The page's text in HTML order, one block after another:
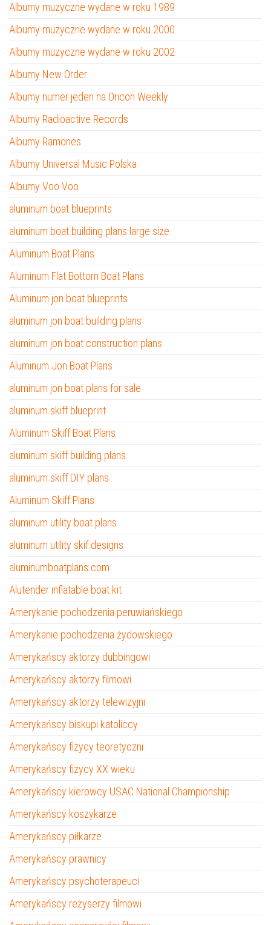
Albumy muzyczne wydane w roku 1989
Albumy muzyczne wydane w roku 2000
Albumy muzyczne wydane w roku 2002
Albumy New Order
Albumy numer jeden na Oricon Weekly
Albumy Radioactive Records
Albumy Ramones
Albumy Universal Music Polska
Albumy Voo Voo
aluminum boat blueprints
aluminum boat building plans large size
Aluminum Boat Plans
Aluminum Flat Bottom Boat Plans
Aluminum jon boat blueprints
aluminum jon boat building plans
aluminum jon boat construction plans
Aluminum Jon Boat Plans
aluminum jon boat plans for sale
aluminum skiff blueprint
Aluminum Skiff Boat Plans
aluminum skiff building plans
aluminum skiff DIY plans
Aluminum Skiff Plans
aluminum utility boat plans
aluminum utility skif designs
aluminumboatplans.com
Alutender inflatable boat kit
Amerykanie pochodzenia peruwiańskiego
Amerykanie pochodzenia żydowskiego
Amerykańscy aktorzy dubbingowi
Amerykańscy aktorzy filmowi
Amerykańscy aktorzy telewizyjni
Amerykańscy biskupi katoliccy
Amerykańscy fizycy teoretyczni
Amerykańscy fizycy XX wieku
Amerykańscy kierowcy USAC National Championship
Amerykańscy koszykarze
Amerykańscy piłkarze
Amerykańscy prawnicy
Amerykańscy psychoterapeuci
Amerykańscy reżyserzy filmowi